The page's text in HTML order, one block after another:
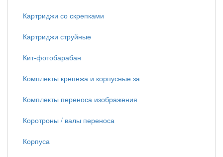
Картриджи со скрепками
Картриджи струйные
Кит-фотобарабан
Комплекты крепежа и корпусные за
Комплекты переноса изображения
Коротроны / валы переноса
Корпуса